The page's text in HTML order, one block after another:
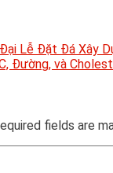
Lễ Đặt Đá Xây
Đường, và
fields are